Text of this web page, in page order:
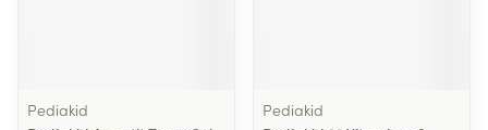
Pediakid
Pediakid